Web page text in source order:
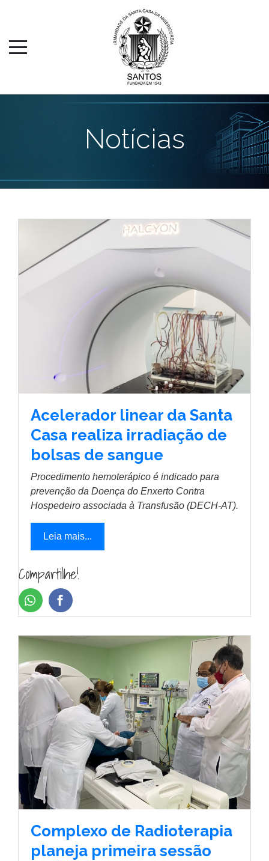
Notícias
Acelerador linear da Santa
Casa realiza irradiação de
bolsas de sangue
Procedimento hemoterápico é indicado para
prevenção da Doença do Enxerto Contra
Hospedeiro associada à Transfusão (DECH-AT).
Leia mais...
Compartilhe!
Complexo de Radioterapia
planeja primeira sessão